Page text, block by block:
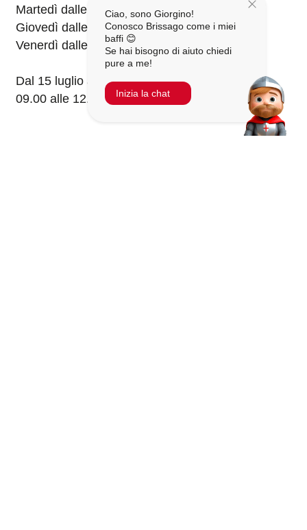
Martedì dalle 14.00 alle 18.00
Giovedì dalle 14.00 alle 18.00
Venerdì dalle 14.00 alle 18.00
Dal 15 luglio al 15 agosto anche il sabato dalle
09.00 alle 12.00.
Ciao, sono Giorgino!
Conosco Brissago come i miei
baffi 😊
Se hai bisogno di aiuto chiedi
pure a me!
Inizia la chat